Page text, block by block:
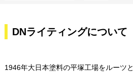
DNライティングについて
1946年大日本塗料の平塚工場をルーツ